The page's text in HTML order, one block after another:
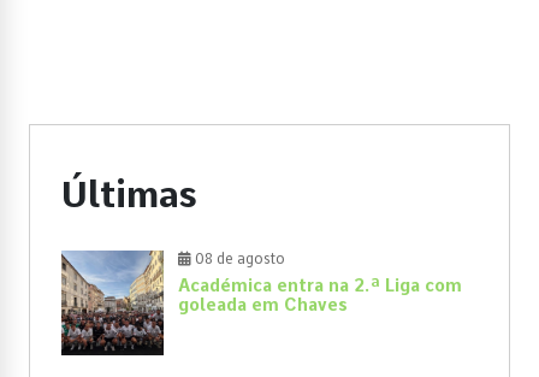
Últimas
08 de agosto
Académica entra na 2.ª Liga com
goleada em Chaves